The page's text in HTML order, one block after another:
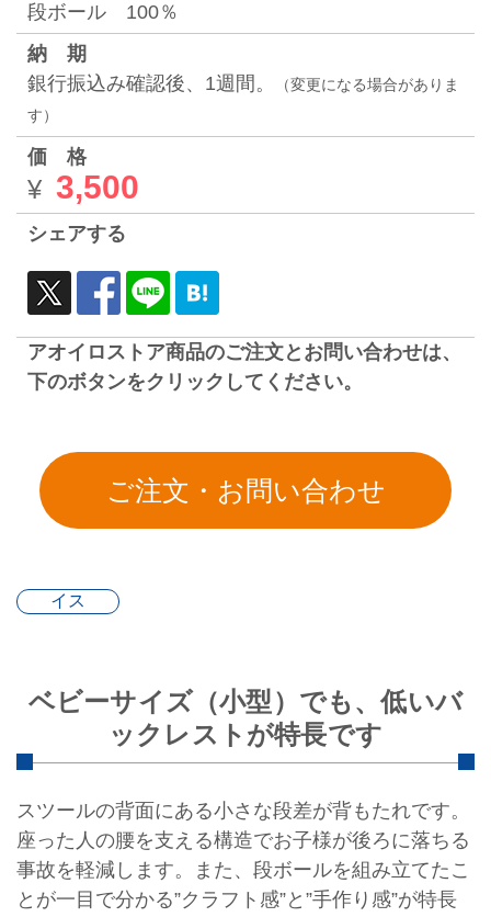
段ボール 100％
納 期
銀⾏振込み確認後、1週間。
（変更になる場合がありま
す）
価 格
¥ 3,500
シェアする
アオイロストア商品のご注文とお問い合わせは、
下のボタンをクリックしてください。
イス
ベビーサイズ（小型）でも、低いバ
ックレストが特長です
スツールの背面にある小さな段差が背もたれです。
座った人の腰を支える構造でお子様が後ろに落ちる
事故を軽減します。また、段ボールを組み立てたこ
とが一目で分かる”クラフト感”と”手作り感”が特長